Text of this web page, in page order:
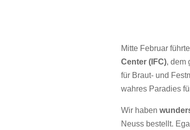
Mitte Februar
Center (IFC), dem
für Braut- und
wahres Paradies
Wir haben
Neuss bestellt.